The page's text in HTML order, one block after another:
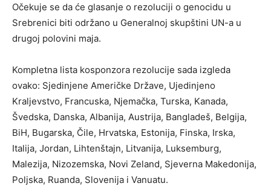
Očekuje se da će glasanje o rezoluciji o genocidu u
Srebrenici biti održano u Generalnoj skupštini UN-a u
drugoj polovini maja.
Kompletna lista kosponzora rezolucije sada izgleda
ovako: Sjedinjene Američke Države, Ujedinjeno
Kraljevstvo, Francuska, Njemačka, Turska, Kanada,
Švedska, Danska, Albanija, Austrija, Bangladeš, Belgija,
BiH, Bugarska, Čile, Hrvatska, Estonija, Finska, Irska,
Italija, Jordan, Lihtenštajn, Litvanija, Luksemburg,
Malezija, Nizozemska, Novi Zeland, Sjeverna Makedonija,
Poljska, Ruanda, Slovenija i Vanuatu.